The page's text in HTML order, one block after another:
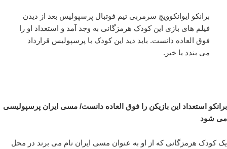
برانکو ایوانکوویچ سرمربی تیم فوتبال پرسپولیس بعد از دیدن
فیلم های بازی این کودک هرمزگانی به وجد آمد و استعداد او را
فوق العاده دانست. باید دید این کودک با پرسپولیس قرارداد
می بندد یا خیر.
برانکو استعداد این بازیکن را فوق العاده دانست/ مسی ایران پرسپولیسی
می شود
یک کودک هرمزگانی که از او به عنوان مسی ایران نام می برند در محل